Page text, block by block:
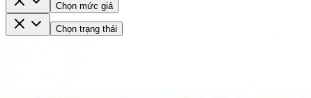
Chọn mức giá
Chọn trạng thái